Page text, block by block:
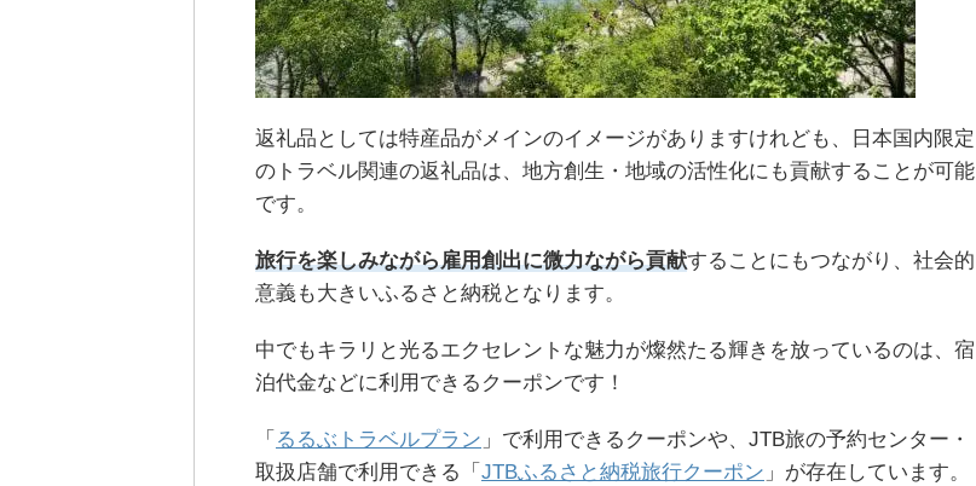
返礼品としては特産品がメインのイメージがありますけれども、日本国内限定
のトラベル関連の返礼品は、地方創生・地域の活性化にも貢献することが可能
です。
旅行を楽しみながら雇用創出に微力ながら貢献することにもつながり、社会的
意義も大きいふるさと納税となります。
中でもキラリと光るエクセレントな魅力が燦然たる輝きを放っているのは、宿
泊代金などに利用できるクーポンです！
「 るるぶトラベルプラン 」で利用できるクーポンや、JTB旅の予約センター・
取扱店舗で利用できる「 JTBふるさと納税旅行クーポン 」が存在しています。